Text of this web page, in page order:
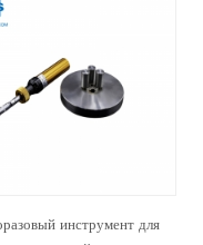
инструмент для